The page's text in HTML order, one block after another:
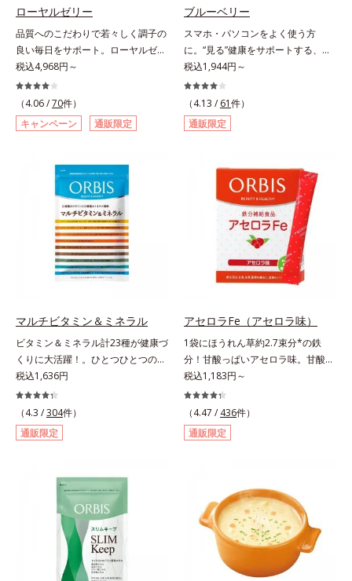
になる悩みも、おやつやデザート時
にぷるんっと食べて解消を目指しま
しょう。脂肪分ゼロ＆1袋20kcal
で、ダイエット中でも安心です。各
商品の詳しい情報は商品ページをご
覧ください。・BEAUTY夏祭りは、
こちら
ローヤルゼリー
品質へのこだわりで若々しく調子の
良い毎日をサポート。ローヤルゼリ
ーは女王蜂専用の特別食。人の健康
に不可欠な「10種のビタミン」「8
種のミネラル」「24種のアミノ酸」
など、40種類以上の栄養素を含有し
ています。オルビスは、働き蜂の約
となる成分「クイーンペプチド(*)」
に着目。成分を損なわない独自製法
を採用し、乱れやすい女性のからだ
のバランスを内側からサポート。年
齢に負けない、元気あふれる毎日を
応援します。* 女王蜂に分化するた
めに重要なたんぱく質のこと
税込4,968円～
（4.06 /70件）
キャンペーン
通販限定
ブルーベリー
スマホ・パソコンをよく使う方
に。“見る”健康をサポートする、機
能性表示食品。見る健康を保ちたい
方へ。ブルーベリーの約2.5倍のア
ントシアニン量を誇る、北欧産ビル
ベリーを高配合した機能性表示食品
です。ビルベリー由来のアントシア
目の疲労感を緩和することが報告さ
れています。長時間スマホ・パソコ
ンを使用する方、デスクワークの
方、疲れると目の奥が重く感じる方
やぼやけ、しょぼつきが気になる方
など、ぜひサプリ習慣を取り入れて
クリアな毎日を。
税込1,944円～
（4.13 / 61件）
通販限定
マルチビタミン＆ミネラル
ビタミン＆ミネラル計23種が健康づ
くりに大活躍！。ひとつひとつの栄
養素をていねいに量り、ビタミン13
種類は1/2日分、ミネラル10種は1/3
日分をバランス良く配合しました。
ビタミンCには長くとどまってじっ
くり働く「タイムリリース加工」を
出物も配合。1日4粒で23種類もの
栄養素を効率的に補えます。 さら
に、粒のサイズを小さくし、1粒1粒
をコーティングすることにより原料
由来のニオイを軽減。飲みやすさに
こだわりました。1日4粒当り55円
と、お手ごろ価格なのも魅力的で
税込1,636円
（4.3 /304件）
通販限定
アセロラFe（アセロラ味）
1袋にほうれん草約2.7束分*の鉄
分！甘酸っぱいアセロラ味。甘酸っ
ぱいさわやかな味の「アセロラFe」
は、口の中でサッと溶ける顆粒タイ
プだから、水なしでOK。個包装で
携帯にも便利です。1袋わずか
2.5kcal。また成人女性の平均で
Fe」は、1袋で5.25mgもの鉄分を補
えるサプリメントです。*「日本食
品標準成分表2020年版（八訂）」
より、ほうれん草（ゆで）1束210g
として可食部換算した場合。
税込1,183円～
（4.47 / 436件）
通販限定